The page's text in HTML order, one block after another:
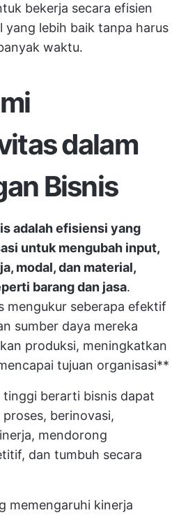
bekerja secara efisien
yang lebih baik tanpa harus
waktu.
dalam
Bisnis
adalah efisiensi yang
untuk mengubah input,
modal, dan material,
barang dan jasa.
mengukur seberapa efektif
sumber daya mereka
produksi, meningkatkan
tujuan organisasi**
berarti bisnis dapat
berinovasi,
mendorong
dan tumbuh secara
memengaruhi kinerja